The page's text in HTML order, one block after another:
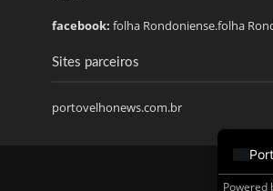
facebook: folha Rondoniense.folha
Sites parceiros
portovelhonews.com.br
Powered